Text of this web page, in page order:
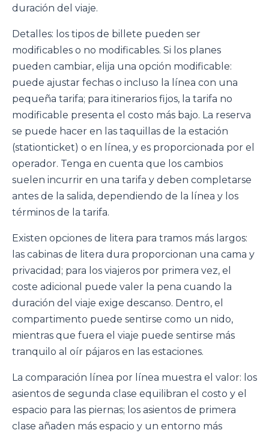
duración del viaje.
Detalles: los tipos de billete pueden ser
modificables o no modificables. Si los planes
pueden cambiar, elija una opción modificable:
puede ajustar fechas o incluso la línea con una
pequeña tarifa; para itinerarios fijos, la tarifa no
modificable presenta el costo más bajo. La reserva
se puede hacer en las taquillas de la estación
(stationticket) o en línea, y es proporcionada por el
operador. Tenga en cuenta que los cambios
suelen incurrir en una tarifa y deben completarse
antes de la salida, dependiendo de la línea y los
términos de la tarifa.
Existen opciones de litera para tramos más largos:
las cabinas de litera dura proporcionan una cama y
privacidad; para los viajeros por primera vez, el
coste adicional puede valer la pena cuando la
duración del viaje exige descanso. Dentro, el
compartimento puede sentirse como un nido,
mientras que fuera el viaje puede sentirse más
tranquilo al oír pájaros en las estaciones.
La comparación línea por línea muestra el valor: los
asientos de segunda clase equilibran el costo y el
espacio para las piernas; los asientos de primera
clase añaden más espacio y un entorno más